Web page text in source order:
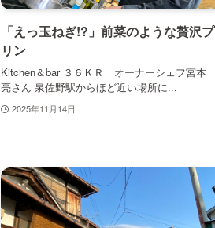
「えっ玉ねぎ!?」前菜のような贅沢プ
リン
Kitchen＆bar ３６ＫＲ オーナーシェフ宮本
亮さん 泉佐野駅からほど近い場所に...
2025年11月14日